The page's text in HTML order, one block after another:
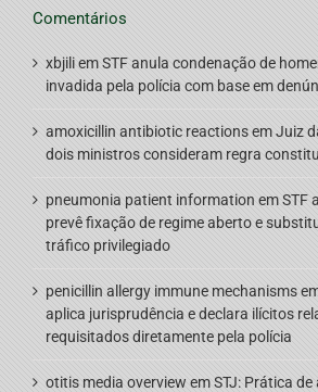
Comentários
xbjiliemSTF anula condenação de
invadida pela polícia com base em
amoxicillin antibiotic reactionsemJuiz
dois ministros consideram regra
pneumonia patient information emSTF
prevê fixação de regime aberto e
tráfico privilegiado
penicillin allergy immune mechanisms
aplica jurisprudência e declara ilícitos
requisitados diretamente pela polícia
otitis media overview emSTJ: Prática